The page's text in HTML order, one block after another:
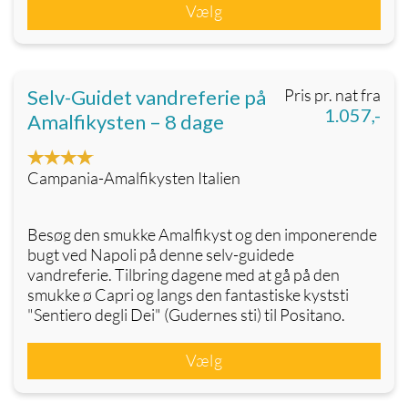
Vælg
Pris pr. nat fra
1.057,-
Selv-Guidet vandreferie på
Amalfikysten – 8 dage
Campania-Amalfikysten Italien
Besøg den smukke Amalfikyst og den imponerende
bugt ved Napoli på denne selv-guidede
vandreferie. Tilbring dagene med at gå på den
smukke ø Capri og langs den fantastiske kyststi
"Sentiero degli Dei" (Gudernes sti) til Positano.
Vælg